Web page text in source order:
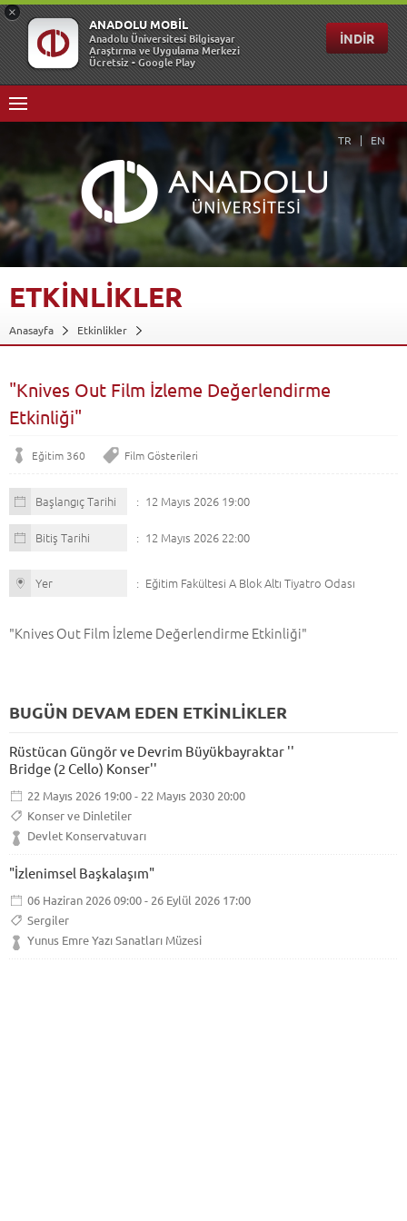
TR EN
ETKİNLİKLER
Anasayfa
Etkinlikler
"Knives Out Film İzleme Değerlendirme
Etkinliği"
Eğitim 360 Film Gösterileri
Başlangıç Tarihi 12 Mayıs 2026 19:00
Bitiş Tarihi 12 Mayıs 2026 22:00
Yer Eğitim Fakültesi A Blok Altı Tiyatro Odası
"Knives Out Film İzleme Değerlendirme Etkinliği"
BUGÜN DEVAM EDEN ETKİNLİKLER
Rüstücan Güngör ve Devrim Büyükbayraktar ''
Bridge (2 Cello) Konser''
22 Mayıs 2026 19:00 - 22 Mayıs 2030 20:00
Konser ve Dinletiler
Devlet Konservatuvarı
"İzlenimsel Başkalaşım"
06 Haziran 2026 09:00 - 26 Eylül 2026 17:00
Sergiler
Yunus Emre Yazı Sanatları Müzesi